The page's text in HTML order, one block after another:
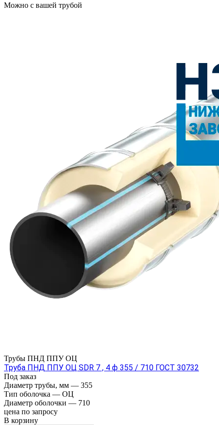
Можно с вашей трубой
Трубы ПНД ППУ ОЦ
Труба ПНД ППУ ОЦ SDR 7 , 4 ф 355 / 710 ГОСТ 30732
Под заказ
Диаметр трубы, мм — 355
Тип оболочка — ОЦ
Диаметр оболочки — 710
цена по запросу
В корзину